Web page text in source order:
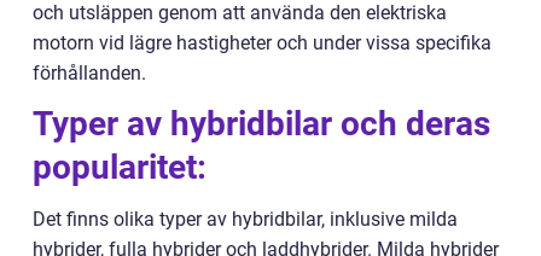
och utsläppen genom att använda den elektriska
motorn vid lägre hastigheter och under vissa specifika
förhållanden.
Typer av hybridbilar och deras
popularitet:
Det finns olika typer av hybridbilar, inklusive milda
hybrider, fulla hybrider och laddhybrider. Milda hybrider